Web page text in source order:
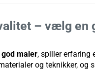
– vælg en
god maler, spiller erfaring
og teknikker, og